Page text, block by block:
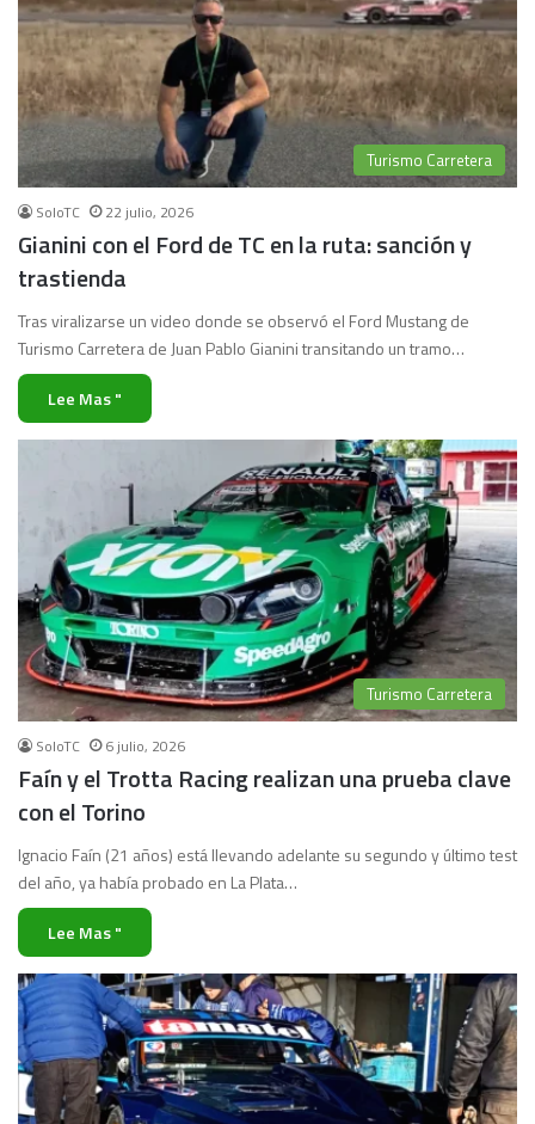
Turismo Carretera
SoloTC 22 julio, 2026
Gianini con el Ford de TC en la ruta: sanción y
trastienda
Tras viralizarse un video donde se observó el Ford Mustang de
Turismo Carretera de Juan Pablo Gianini transitando un tramo…
Lee Mas "
Turismo Carretera
SoloTC 6 julio, 2026
Faín y el Trotta Racing realizan una prueba clave
con el Torino
Ignacio Faín (21 años) está llevando adelante su segundo y último test
del año, ya había probado en La Plata…
Lee Mas "